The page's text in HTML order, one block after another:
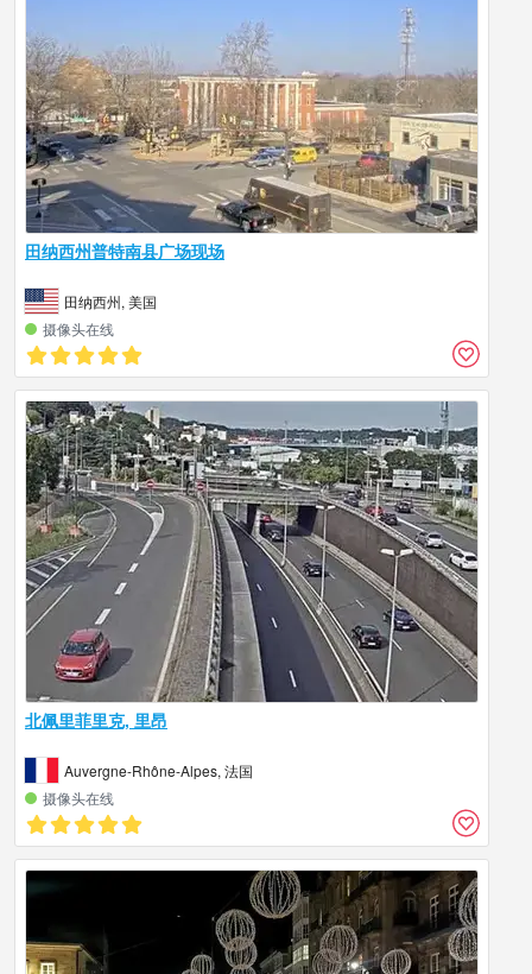
田纳西州普特南县广场现场
田纳西州, 美国
摄像头在线
北佩里菲里克, 里昂
Auvergne-Rhône-Alpes, 法国
摄像头在线